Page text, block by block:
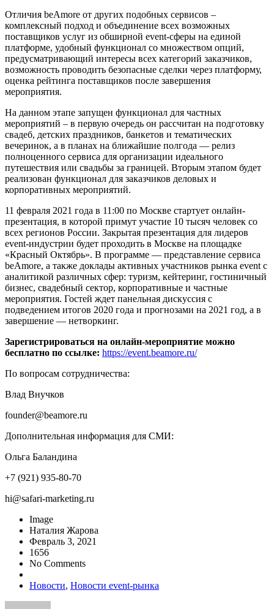
Отличия beAmore от других подобных сервисов –
комплексный подход и объединение всех возможных
поставщиков услуг из обширной event-сферы на единой
платформе, удобный функционал со множеством опций,
предусматривающий интересы всех категорий заказчиков,
возможность проводить безопасные сделки через платформу,
оценка рейтинга поставщиков после завершения
мероприятия.
На данном этапе запущен функционал для частных
мероприятий – в первую очередь он рассчитан на подготовку
свадеб, детских праздников, банкетов и тематических
вечеринок, а в планах на ближайшие полгода — релиз
полноценного сервиса для организации идеального
путешествия или свадьбы за границей. Вторым этапом будет
реализован функционал для заказчиков деловых и
корпоративных мероприятий.
11 февраля 2021 года в 11:00 по Москве стартует онлайн-
презентация, в которой примут участие 10 тысяч человек со
всех регионов России. Закрытая презентация для лидеров
event-индустрии будет проходить в Москве на площадке
«Красный Октябрь». В программе — представление сервиса
beAmore, а также доклады активных участников рынка event с
аналитикой различных сфер: туризм, кейтеринг, гостиничный
бизнес, свадебный сектор, корпоративные и частные
мероприятия. Гостей ждет панельная дискуссия с
подведением итогов 2020 года и прогнозами на 2021 год, а в
завершение — нетворкинг.
Зарегистрироваться на онлайн-мероприятие можно
бесплатно по ссылке: https://event.beamore.ru/
По вопросам сотрудничества:
Влад Внучков
founder@beamore.ru
Дополнительная информация для СМИ:
Ольга Баландина
+7 (921) 935-80-70
hi@safari-marketing.ru
Image
Наталия Жарова
Февраль 3, 2021
1656
No Comments
Новости, Новости event-рынка